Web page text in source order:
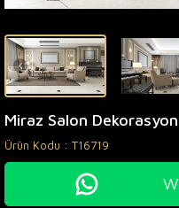
Miraz Salon
Ürün Kodu : T16719